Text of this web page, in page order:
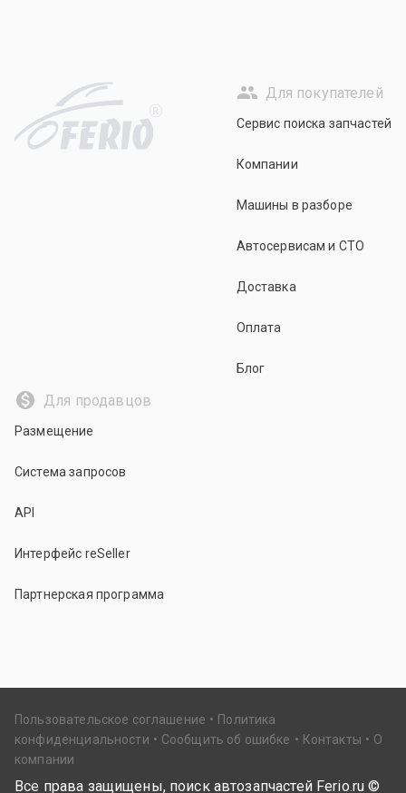
R
Для покупателей
Сервис поиска запчастей
Компании
Машины в разборе
Автосервисам и СТО
Доставка
Оплата
Блог
Для продавцов
Размещение
Система запросов
API
Интерфейс reSeller
Партнерская программа
Пользовательское соглашение
Политика
конфиденциальности
Сообщить об ошибке Контакты
О
компании
Все права защищены, поиск автозапчастей Ferio.ru ©